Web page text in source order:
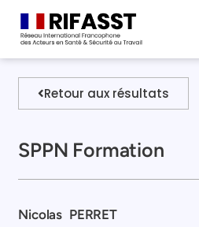
Retour aux résultats
SPPN Formation
Nicolas PERRET